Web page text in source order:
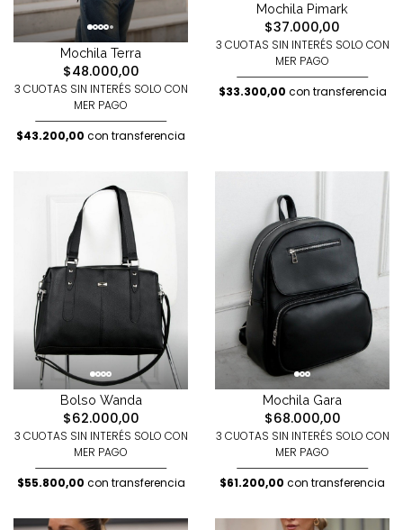
Mochila Terra
$48.000,00
3 CUOTAS SIN INTERÉS SOLO CON
MER PAGO
$43.200,00 con transferencia
Mochila Pimark
$37.000,00
3 CUOTAS SIN INTERÉS SOLO CON
MER PAGO
$33.300,00 con transferencia
Bolso Wanda
$62.000,00
3 CUOTAS SIN INTERÉS SOLO CON
MER PAGO
$55.800,00 con transferencia
Mochila Gara
$68.000,00
3 CUOTAS SIN INTERÉS SOLO CON
MER PAGO
$61.200,00 con transferencia